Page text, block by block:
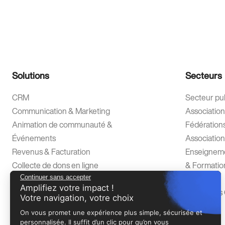
Solutions
CRM
Communication & Marketing
Animation de communauté &
Événements
Revenus & Facturation
Collecte de dons en ligne
Data Intelligence Platform
Accompagnement & Support
Secteurs
Secteur
&
Continuer sans accepter
Amplifiez votre impact !
Votre navigation, votre choix
On vous promet une expérience plus simple, sécurisée et
personnalisée. Il suffit d’un clic pour qu’on vous